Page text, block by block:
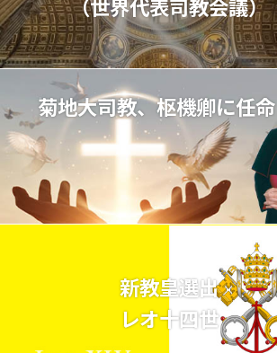
（世界代表司教会議）
菊地大司教、枢機卿に任命
新教皇選出
レオ十四世